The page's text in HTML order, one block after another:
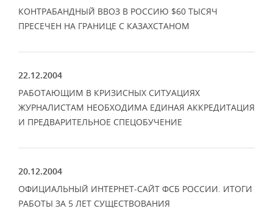
КОНТРАБАНДНЫЙ ВВОЗ В РОССИЮ $60 ТЫСЯЧ
ПРЕСЕЧЕН НА ГРАНИЦЕ С КАЗАХСТАНОМ
22.12.2004
РАБОТАЮЩИМ В КРИЗИСНЫХ СИТУАЦИЯХ
ЖУРНАЛИСТАМ НЕОБХОДИМА ЕДИНАЯ АККРЕДИТАЦИЯ
И ПРЕДВАРИТЕЛЬНОЕ СПЕЦОБУЧЕНИЕ
20.12.2004
ОФИЦИАЛЬНЫЙ ИНТЕРНЕТ-САЙТ ФСБ РОССИИ. ИТОГИ
РАБОТЫ ЗА 5 ЛЕТ СУЩЕСТВОВАНИЯ